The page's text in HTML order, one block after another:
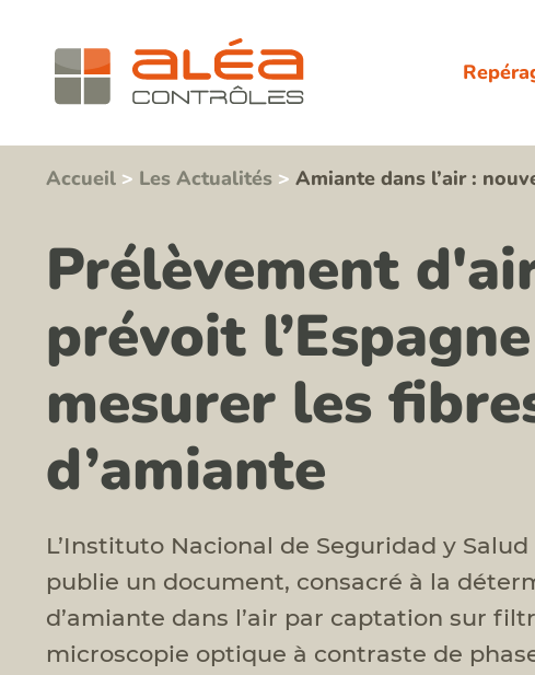
Accueil > Les Actualités > Amiante dans l’air :
Prélèvement
prévoit
mesurer les
d’amiante
L’Instituto Nacional de Seguridad y
publie un document, consacré à la
d’amiante dans l’air par captation sur
microscopie optique à contraste de